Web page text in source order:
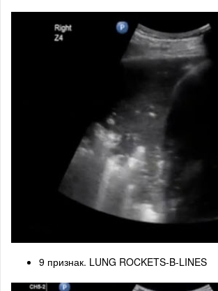
9 признак. LUNG ROCKETS-B-LINES